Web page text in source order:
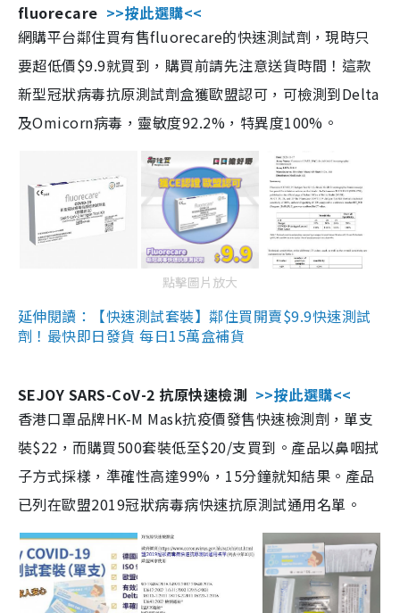
fluorecare >>按此選購<<
網購平台鄰住買有售fluorecare的快速測試劑，現時只
要超低價$9.9就買到，購買前請先注意送貨時間！這款
新型冠狀病毒抗原測試劑盒獲歐盟認可，可檢測到Delta
及Omicorn病毒，靈敏度92.2%，特異度100%。
點擊圖片放大
延伸閱讀：【快速測試套裝】鄰住買開賣$9.9快速測試
劑！最快即日發貨 每日15萬盒補貨
SEJOY SARS-CoV-2 抗原快速檢測 >>按此選購<<
香港口罩品牌HK-M Mask抗疫價發售快速檢測劑，單支
裝$22，而購買500套裝低至$20/支買到。產品以鼻咽拭
子方式採樣，準確性高達99%，15分鐘就知結果。產品
已列在歐盟2019冠狀病毒病快速抗原測試通用名單。